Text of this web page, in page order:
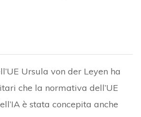
Ursula von der Leyen ha
che la normativa dell’UE
è stata concepita anche